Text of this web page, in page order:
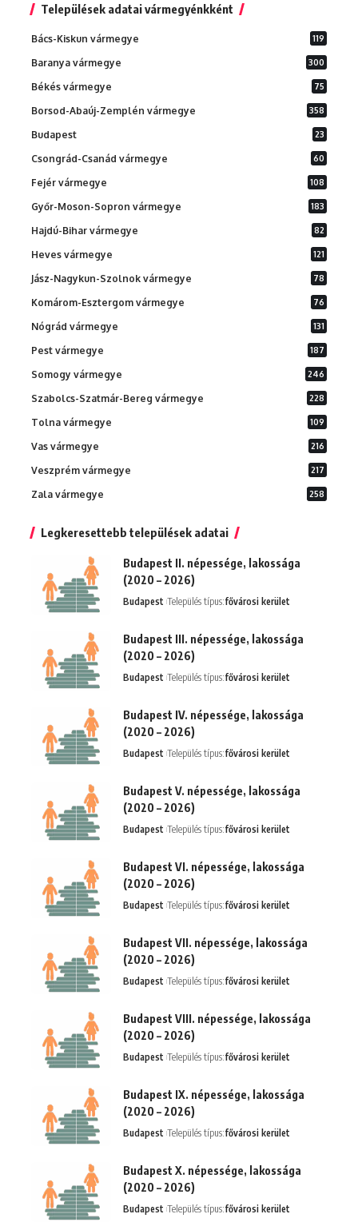
Települések adatai vármegyénkként
Bács-Kiskun vármegye 119
Baranya vármegye 300
Békés vármegye 75
Borsod-Abaúj-Zemplén vármegye 358
Budapest 23
Csongrád-Csanád vármegye 60
Fejér vármegye 108
Győr-Moson-Sopron vármegye 183
Hajdú-Bihar vármegye 82
Heves vármegye 121
Jász-Nagykun-Szolnok vármegye 78
Komárom-Esztergom vármegye 76
Nógrád vármegye 131
Pest vármegye 187
Somogy vármegye 246
Szabolcs-Szatmár-Bereg vármegye 228
Tolna vármegye 109
Vas vármegye 216
Veszprém vármegye 217
Zala vármegye 258
Legkeresettebb települések adatai
Budapest II. népessége, lakossága
(2020 – 2026)
Budapest Település típus:fővárosi kerület
Budapest III. népessége, lakossága
(2020 – 2026)
Budapest Település típus:fővárosi kerület
Budapest IV. népessége, lakossága
(2020 – 2026)
Budapest Település típus:fővárosi kerület
Budapest V. népessége, lakossága
(2020 – 2026)
Budapest Település típus:fővárosi kerület
Budapest VI. népessége, lakossága
(2020 – 2026)
Budapest Település típus:fővárosi kerület
Budapest VII. népessége, lakossága
(2020 – 2026)
Budapest Település típus:fővárosi kerület
Budapest VIII. népessége, lakossága
(2020 – 2026)
Budapest Település típus:fővárosi kerület
Budapest IX. népessége, lakossága
(2020 – 2026)
Budapest Település típus:fővárosi kerület
Budapest X. népessége, lakossága
(2020 – 2026)
Budapest Település típus:fővárosi kerület